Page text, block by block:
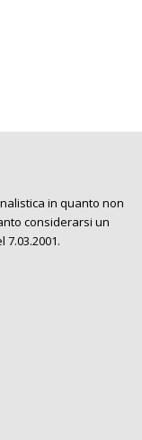
in quanto non
considerarsi un